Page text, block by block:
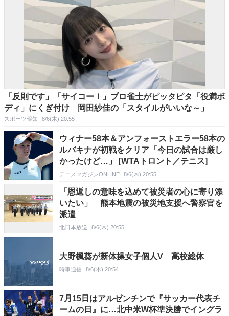
「反則です」「サイコー！」プロ雀士がピッタピタ「役満ボ
ディ」にくぎ付け 岡田紗佳の「スタイルがいいな～」
スポーツ報知 8/6(木) 20:55
ウィナー58本＆アンフォーストエラー58本の
ルバキナが初戦をクリア「今日の試合は厳し
かったけど…」 [WTAトロント／テニス]
テニスマガジンONLINE 8/6(木) 20:55
「恩返しの意味を込めて被災者の心に寄り添
いたい」 熊本地震の被災地支援へ警察官を
派遣
北日本放送 8/6(木) 20:55
大野楓葵が新体操女子個人V 高校総体
時事通信 8/6(木) 20:54
7月15日はアルゼンチンで『サッカー代表チ
ームの日』に…北中米W杯準決勝でイングラ